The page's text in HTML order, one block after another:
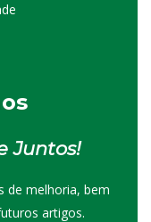
Juntos!
de melhoria, bem
artigos.